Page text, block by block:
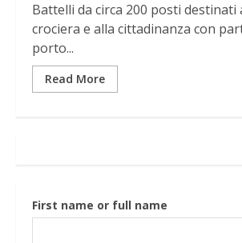
Battelli da circa 200 posti destinati
crociera e alla cittadinanza con
porto...
Read More
First name or full name